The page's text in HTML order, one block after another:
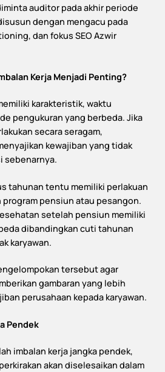
auditor pada akhir periode
dengan mengacu pada
dan fokus SEO Azwir
Kerja Menjadi Penting?
karakteristik, waktu
pengukuran yang berbeda. Jika
secara seragam,
kewajiban yang tidak
sebenarnya.
tahunan tentu memiliki perlakuan
pensiun atau pesangon.
setelah pensiun memiliki
dibandingkan cuti tahunan
karyawan.
tersebut agar
gambaran yang lebih
perusahaan kepada karyawan.
Pendek
imbalan kerja jangka pendek,
akan diselesaikan dalam